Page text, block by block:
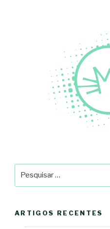
ARTIGOS RECENTES